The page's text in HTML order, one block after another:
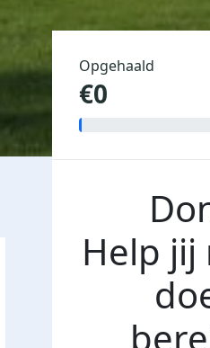
Opgehaald
€0
Help jij